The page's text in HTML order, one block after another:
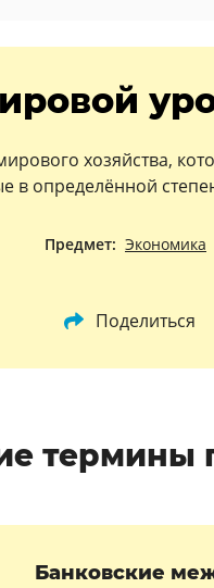
хозяйства,
в определённой
Предмет: Экономика
Поделиться
термины
Банковские